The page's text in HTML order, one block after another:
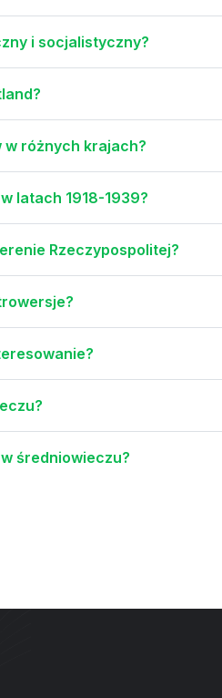
i socjalistyczny?
w różnych krajach?
latach 1918-1939?
Rzeczypospolitej?
średniowieczu?